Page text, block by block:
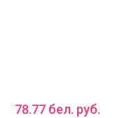
78.77 бел. руб.